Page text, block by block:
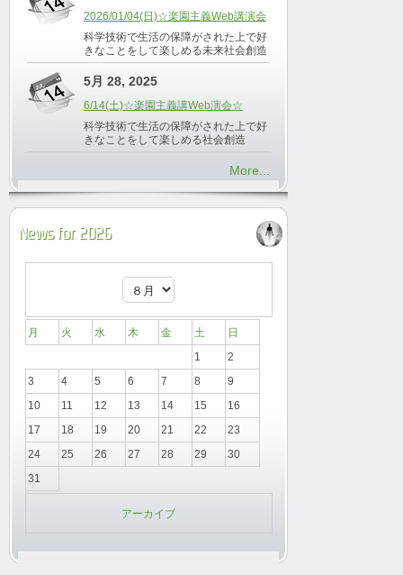
2026/01/04(日)☆楽園主義Web講演会
科学技術で生活の保障がされた上で好
きなことをして楽しめる未来社会創造
5月 28, 2025
6/14(土)☆楽園主義講Web演会☆
科学技術で生活の保障がされた上で好
きなことをして楽しめる社会創造
More...
News for 2026
月 火 水 木 金 土
日
1
2
3
4 5 6 7 8
9
10
11 12 13 14 15
16
17
18 19 20 21 22
23
24
25 26 27 28 29
30
31
アーカイブ